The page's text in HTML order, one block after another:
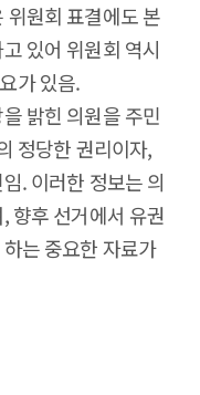
위원회 표결에도 본
있어 위원회 역시
가 있음.
밝힌 의원을 주민
정당한 권리이자,
. 이러한 정보는 의
향후 선거에서 유권
는 중요한 자료가